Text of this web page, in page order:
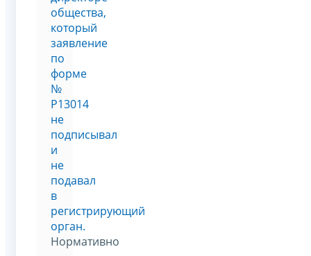
общества,
который
заявление
по
форме
№
Р13014
не
подписывал
и
не
подавал
в
регистрирующий
орган.
Нормативно